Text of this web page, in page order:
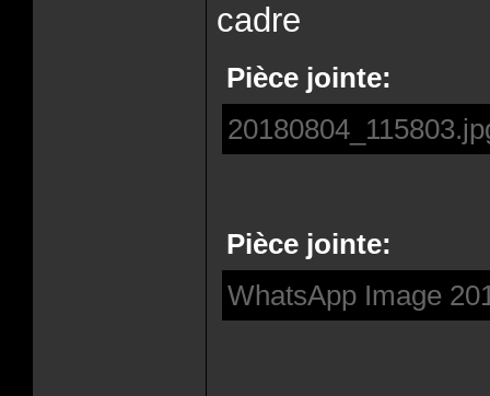
cadre
Pièce jointe:
Pièce jointe:
WhatsApp Image